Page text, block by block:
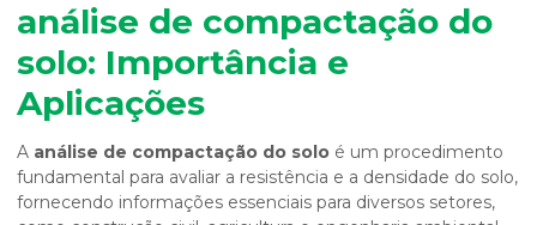
análise de compactação do
solo: Importância e
Aplicações
A análise de compactação do solo é um procedimento
fundamental para avaliar a resistência e a densidade do solo,
fornecendo informações essenciais para diversos setores,